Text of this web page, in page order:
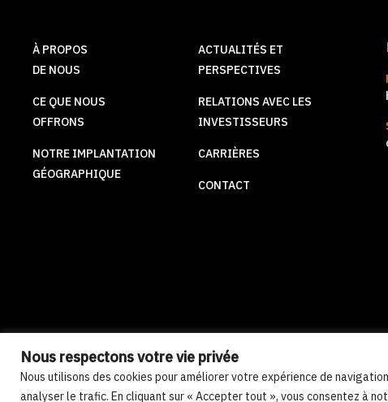
Nous respectons votre vie privée
Nous utilisons des cookies pour améliorer votre expérience de
analyser le trafic. En cliquant sur « Accepter tout », vous consentez à
À PROPOS
DE NOUS
CE QUE NOUS
OFFRONS
NOTRE IMPLANTATION
GÉOGRAPHIQUE
ACTUALITÉS ET
PERSPECTIVES
RELATIONS AVEC LES
INVESTISSEURS
CARRIÈRES
CONTACT
© Groupe Compre 2026 Politique de cookies Déclaration de